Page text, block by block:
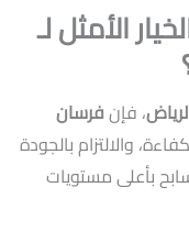
الأمثل لـ
، فإنفرسان
والالتزام بالجودة
بأعلى مستويات